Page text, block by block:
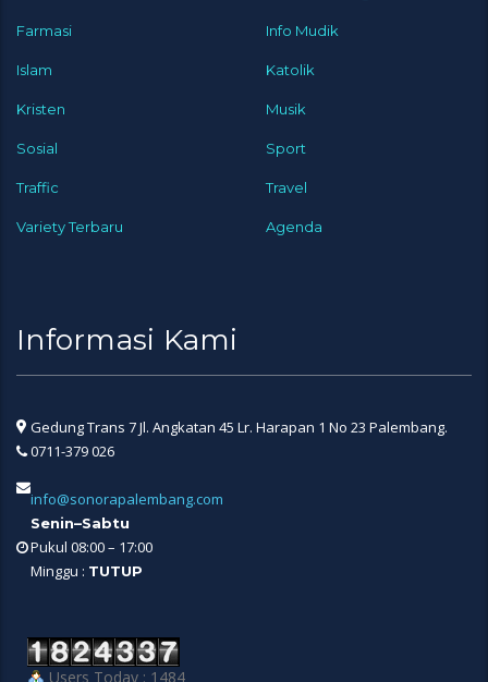
Farmasi Info Mudik
Islam Katolik
Kristen Musik
Sosial Sport
Traffic Travel
Variety Terbaru Agenda
Informasi Kami
Gedung Trans 7 Jl. Angkatan 45 Lr. Harapan 1 No 23 Palembang.
0711-379 026
info@sonorapalembang.com
Senin–Sabtu
Pukul 08:00 – 17:00
Minggu : TUTUP
Users Today : 1484